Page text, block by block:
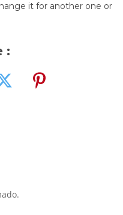
it for another one or
: